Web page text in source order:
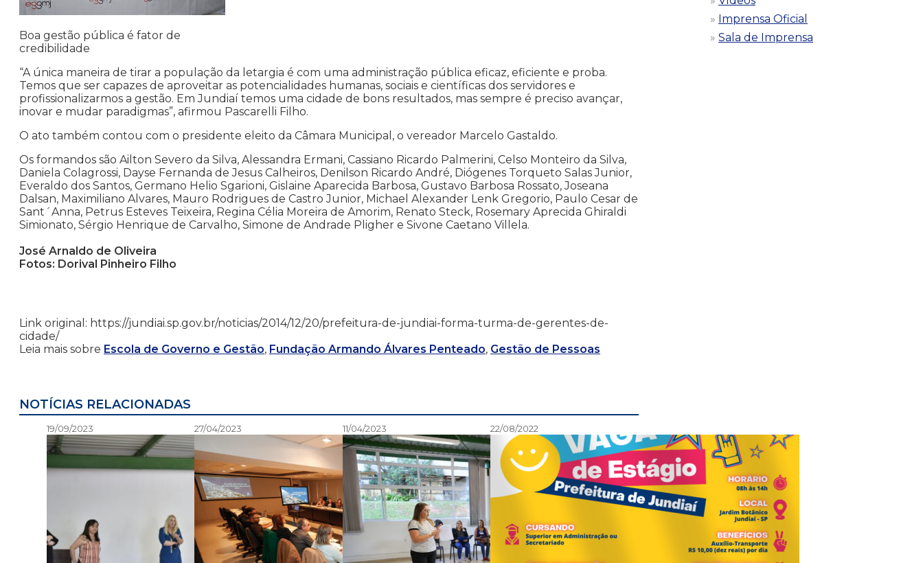
Boa gestão pública é fator de
credibilidade
“A única maneira de tirar a população da letargia é com uma administração pública eficaz, eficiente e proba.
Temos que ser capazes de aproveitar as potencialidades humanas, sociais e científicas dos servidores e
profissionalizarmos a gestão. Em Jundiaí temos uma cidade de bons resultados, mas sempre é preciso avançar,
inovar e mudar paradigmas”, afirmou Pascarelli Filho.
O ato também contou com o presidente eleito da Câmara Municipal, o vereador Marcelo Gastaldo.
Os formandos são Ailton Severo da Silva, Alessandra Ermani, Cassiano Ricardo Palmerini, Celso Monteiro da Silva,
Daniela Colagrossi, Dayse Fernanda de Jesus Calheiros, Denilson Ricardo André, Diógenes Torqueto Salas Junior,
Everaldo dos Santos, Germano Helio Sgarioni, Gislaine Aparecida Barbosa, Gustavo Barbosa Rossato, Joseana
Dalsan, Maximiliano Alvares, Mauro Rodrigues de Castro Junior, Michael Alexander Lenk Gregorio, Paulo Cesar de
Sant´Anna, Petrus Esteves Teixeira, Regina Célia Moreira de Amorim, Renato Steck, Rosemary Aprecida Ghiraldi
Simionato, Sérgio Henrique de Carvalho, Simone de Andrade Pligher e Sivone Caetano Villela.
José Arnaldo de Oliveira
Fotos: Dorival Pinheiro Filho
Link original: https://jundiai.sp.gov.br/noticias/2014/12/20/prefeitura-de-jundiai-forma-turma-de-gerentes-de-
cidade/
Leia mais sobre Escola de Governo e Gestão, Fundação Armando Álvares Penteado, Gestão de Pessoas
NOTÍCIAS RELACIONADAS
19/09/2023 27/04/2023 11/04/2023 22/08/2022
Imprensa Oficial
Sala de Imprensa